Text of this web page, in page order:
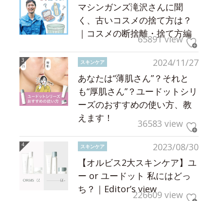
マシンガンズ滝沢さんに聞
く、古いコスメの捨て方は？
｜コスメの断捨離・捨て方編
65891 view
2024/11/27
スキンケア
あなたは“薄肌さん”？それと
も“厚肌さん”？ユードットシリ
ーズのおすすめの使い方、教
えます！
36583 view
2023/08/30
スキンケア
【オルビス2大スキンケア】ユ
ー or ユードット 私にはどっ
ち？｜Editor’s view226609 view